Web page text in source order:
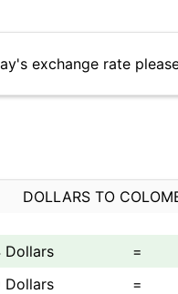
exchange rate
DOLLARS TO
Dollars =
Dollars
=